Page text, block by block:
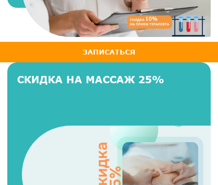
ЗАПИСАТЬСЯ
СКИДКА НА МАССАЖ 25%